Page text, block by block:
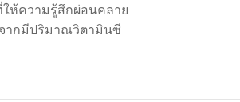
ห้ความรู้สึกผ่อนคลาย
ากมีปริมาณวิตามินซี